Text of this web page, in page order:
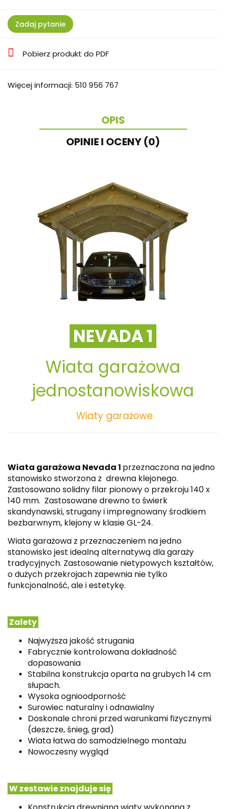
Zadaj pytanie
Pobierz produkt do PDF
Więcej informacji: 510 956 767
OPIS
OPINIE I OCENY (0)
NEVADA 1
Wiata garażowa
jednostanowiskowa
Wiaty garażowe
Wiata garażowa Nevada 1 przeznaczona na jedno
stanowisko stworzona z drewna klejonego.
Zastosowano solidny filar pionowy o przekroju 140 x
140 mm. Zastosowane drewno to świerk
skandynawski, strugany i impregnowany środkiem
bezbarwnym, klejony w klasie GL-24.
Wiata garażowa z przeznaczeniem na jedno
stanowisko jest idealną alternatywą dla garaży
tradycyjnych. Zastosowanie nietypowych kształtów,
o dużych przekrojach zapewnia nie tylko
funkcjonalność, ale i estetykę.
Zalety
Najwyższa jakość strugania
Fabrycznie kontrolowana dokładność
dopasowania
Stabilna konstrukcja oparta na grubych 14 cm
słupach.
Wysoka ognioodporność
Surowiec naturalny i odnawialny
Doskonale chroni przed warunkami fizycznymi
(deszcze, śnieg, grad)
Wiata łatwa do samodzielnego montażu
Nowoczesny wygląd
W zestawie znajduje się